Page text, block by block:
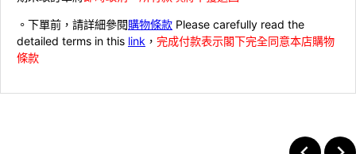
。下單前，請詳細參閱購物條款 Please carefully read the
detailed terms in this link ， 完成付款表示閣下完全同意本店購物
條款